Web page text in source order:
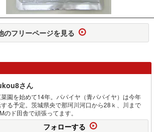
のフリーページを見る
さん
園を始めて14年。パパイヤ（青パパイヤ）は今年
る予定。茨城県央で那珂川河口から28ｋ、川まで
のド田舎で頑張ってます。
フォローする